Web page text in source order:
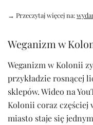
→ Przeczytaj więcej na:
Weganizm w
Weganizm w Kolonii
przykładzie rosnącej
sklepów. Wideo na
Kolonii coraz częściej
miasto staje się